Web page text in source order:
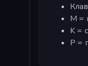
М =
K =
P =